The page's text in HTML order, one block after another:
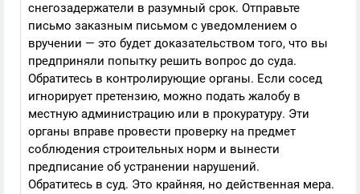
снегозадержатели в разумный срок. Отправьте
письмо заказным письмом с уведомлением о
вручении — это будет доказательством того, что вы
предприняли попытку решить вопрос до суда.
Обратитесь в контролирующие органы. Если сосед
игнорирует претензию, можно подать жалобу в
местную администрацию или в прокуратуру. Эти
органы вправе провести проверку на предмет
соблюдения строительных норм и вынести
предписание об устранении нарушений.
Обратитесь в суд. Это крайняя, но действенная мера.